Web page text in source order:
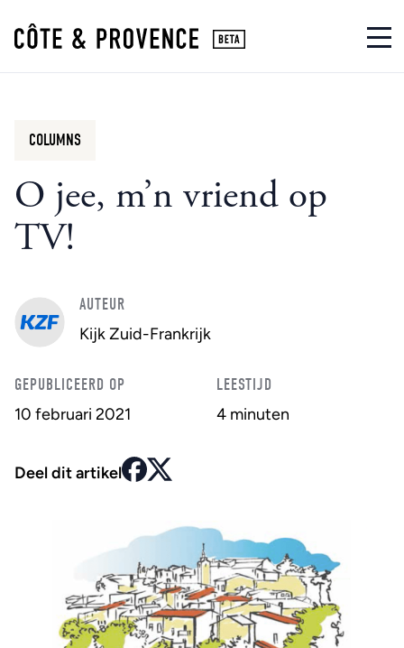
O jee, m’n vriend op
TV!
COLUMNS
AUTEUR
Kijk Zuid-Frankrijk
GEPUBLICEERD OP
10 februari 2021
LEESTIJD
4 minuten
Deel dit artikel